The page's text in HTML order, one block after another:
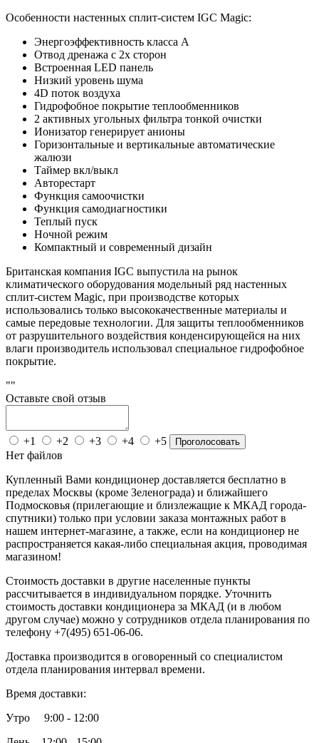
Особенности настенных сплит-систем IGC Magic:
Энергоэффективность класса А
Отвод дренажа с 2х сторон
Встроенная LED панель
Низкий уровень шума
4D поток воздуха
Гидрофобное покрытие теплообменников
2 активных угольных фильтра тонкой очистки
Ионизатор генерирует анионы
Горизонтальные и вертикальные автоматические
жалюзи
Таймер вкл/выкл
Авторестарт
Функция самоочистки
Функция самодиагностики
Теплый пуск
Ночной режим
Компактный и современный дизайн
Британская компания IGC выпустила на рынок
климатического оборудования модельный ряд настенных
сплит-систем Magic, при производстве которых
использовались только высококачественные материалы и
самые передовые технологии. Для защиты теплообменников
от разрушительного воздействия конденсирующейся на них
влаги производитель использовал специальное гидрофобное
покрытие.
""
Оставьте свой отзыв
+1 +2 +3 +4 +5 Проголосовать
Нет файлов
Купленный Вами кондиционер доставляется бесплатно в
пределах Москвы (кроме Зеленограда) и ближайшего
Подмосковья (прилегающие и близлежащие к МКАД города-
спутники) только при условии заказа монтажных работ в
нашем интернет-магазине, а также, если на кондиционер не
распространяется какая-либо специальная акция, проводимая
магазином!
Стоимость доставки в другие населенные пункты
рассчитывается в индивидуальном порядке. Уточнить
стоимость доставки кондиционера за МКАД (и в любом
другом случае) можно у сотрудников отдела планирования по
телефону +7(495) 651-06-06.
Доставка производится в оговоренный со специалистом
отдела планирования интервал времени.
Время доставки:
Утро 9:00 - 12:00